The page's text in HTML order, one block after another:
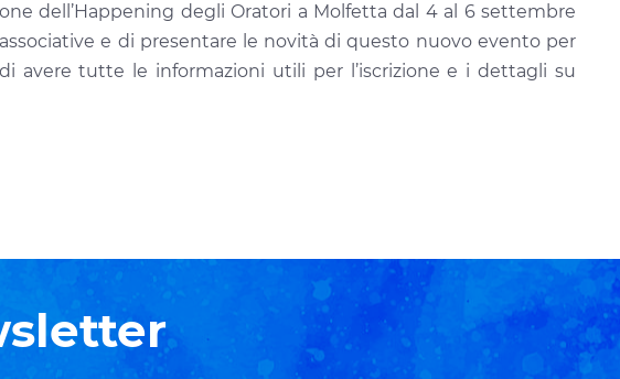
dell’Happening degli Oratori a Molfetta dal 4 al 6 settembre
e di presentare le novità di questo nuovo evento per
avere tutte le informazioni utili per l’iscrizione e i dettagli su